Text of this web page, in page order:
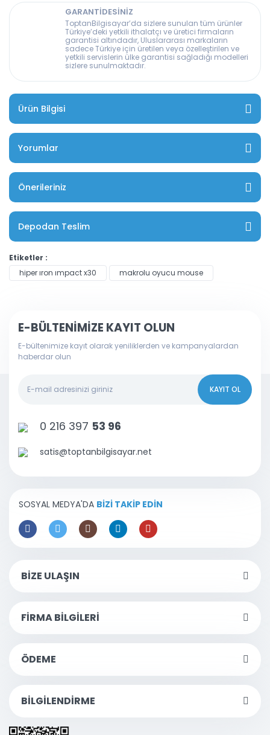
GARANTİDESİNİZ
ToptanBilgisayar’da sizlere sunulan tüm ürünler
Türkiye’deki yetkili ithalatçı ve üretici firmaların
garantisi altındadır, Uluslararası markaların
sadece Türkiye için üretilen veya özelleştirilen ve
yetkili servislerin ülke garantisi sağladığı modelleri
sizlere sunulmaktadır.
Ürün Bilgisi
Yorumlar
Önerileriniz
Depodan Teslim
Etiketler :
hiper ıron ımpact x30
makrolu oyucu mouse
E-BÜLTENİMİZE KAYIT OLUN
E-bültenimize kayıt olarak yeniliklerden ve kampanyalardan
haberdar olun
KAYIT OL
0 216 397 53 96
satis@toptanbilgisayar.net
SOSYAL MEDYA'DA BİZİ TAKİP EDİN
BİZE ULAŞIN
FİRMA BİLGİLERİ
ÖDEME
BİLGİLENDİRME